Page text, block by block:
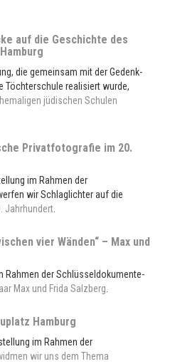
auf die Geschichte des
die gemeinsam mit der Gedenk-
Töchterschule realisiert wurde,
jüdischen Schulen
Privatfotografie im 20.
im Rahmen der
wir Schlaglichter auf die
Jahrhundert
vier Wänden“ – Max und
Rahmen der Schlüsseldokumente-
Max und Frida Salzberg
Hamburg
im Rahmen der
wir uns dem Thema